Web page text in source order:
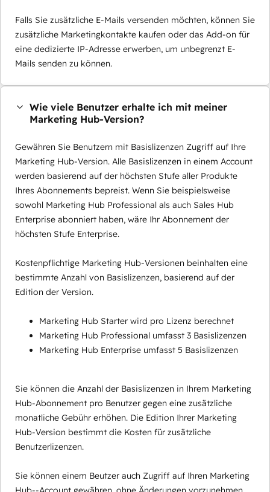
Falls Sie zusätzliche E-Mails versenden möchten, können Sie
zusätzliche Marketingkontakte kaufen oder das Add-on für
eine dedizierte IP-Adresse erwerben, um unbegrenzt E-
Mails senden zu können.
Wie viele Benutzer erhalte ich mit meiner
Marketing Hub-Version?
Gewähren Sie Benutzern mit Basislizenzen Zugriff auf Ihre
Marketing Hub-Version. Alle Basislizenzen in einem Account
werden basierend auf der höchsten Stufe aller Produkte
Ihres Abonnements bepreist. Wenn Sie beispielsweise
sowohl Marketing Hub Professional als auch Sales Hub
Enterprise abonniert haben, wäre Ihr Abonnement der
höchsten Stufe Enterprise.
Kostenpflichtige Marketing Hub-Versionen beinhalten eine
bestimmte Anzahl von Basislizenzen, basierend auf der
Edition der Version.
Marketing Hub Starter wird pro Lizenz berechnet
Marketing Hub Professional umfasst 3 Basislizenzen
Marketing Hub Enterprise umfasst 5 Basislizenzen
Sie können die Anzahl der Basislizenzen in Ihrem Marketing
Hub-Abonnement pro Benutzer gegen eine zusätzliche
monatliche Gebühr erhöhen. Die Edition Ihrer Marketing
Hub-Version bestimmt die Kosten für zusätzliche
Benutzerlizenzen.
Sie können einem Beutzer auch Zugriff auf Ihren Marketing